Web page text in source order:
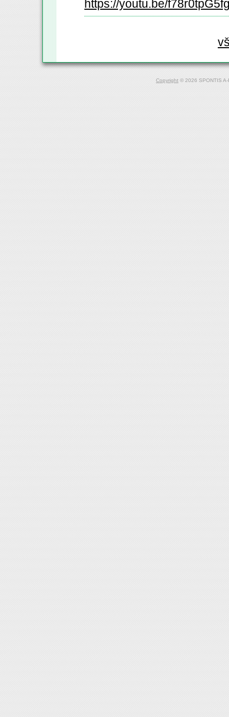
https://youtu.be/
Copyright © 2026 SPONTIS